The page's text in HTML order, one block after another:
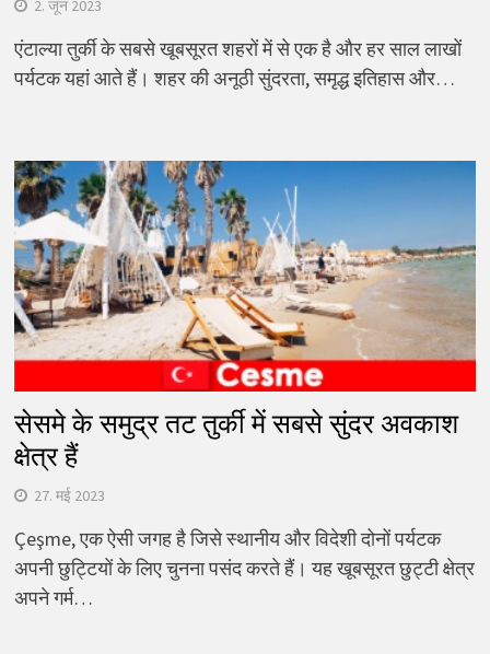
2. जून 2023
एंटाल्या तुर्की के सबसे खूबसूरत शहरों में से एक है और हर साल लाखों
पर्यटक यहां आते हैं। शहर की अनूठी सुंदरता, समृद्ध इतिहास और…
सेसमे के समुद्र तट तुर्की में सबसे सुंदर अवकाश
क्षेत्र हैं
27. मई 2023
Çeşme, एक ऐसी जगह है जिसे स्थानीय और विदेशी दोनों पर्यटक
अपनी छुट्टियों के लिए चुनना पसंद करते हैं। यह खूबसूरत छुट्टी क्षेत्र
अपने गर्म…